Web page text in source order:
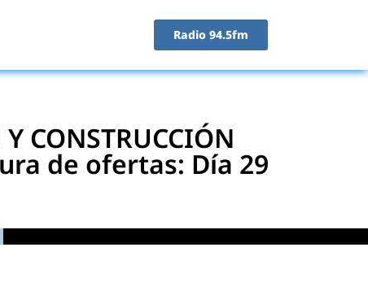
Radio 94.5fm
CONSTRUCCIÓN
de ofertas: Día 29